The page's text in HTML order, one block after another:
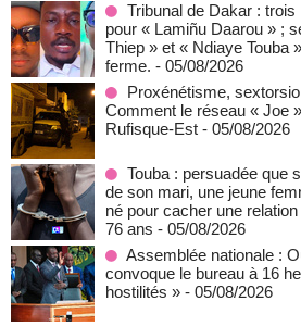
Tribunal de Dakar :
pour « Lamiñu Daarou » ;
Thiep » et « Ndiaye Touba
ferme. - 05/08/2026
Proxénétisme,
Comment le réseau « Joe
Rufisque-Est - 05/08/2026
Touba : persuadée que
de son mari, une jeune
né pour cacher une
76 ans - 05/08/2026
Assemblée nationale :
convoque le bureau à 16
hostilités » - 05/08/2026